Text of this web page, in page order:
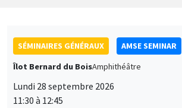
SÉMINAIRES GÉNÉRAUX
AMSE SEMINAR
Îlot Bernard du BoisAmphithéâtre
Lundi 28 septembre 2026
11:30 à 12:45